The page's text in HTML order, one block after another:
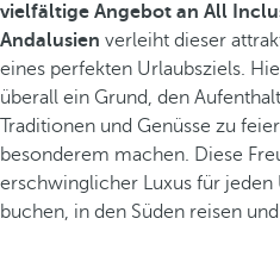
vielfältige Angebot an All
Andalusien verleiht dieser
eines perfekten Urlaubsziels.
überall ein Grund, den
Traditionen und Genüsse zu
besonderem machen. Diese
erschwinglicher Luxus für jeden
buchen, in den Süden reisen